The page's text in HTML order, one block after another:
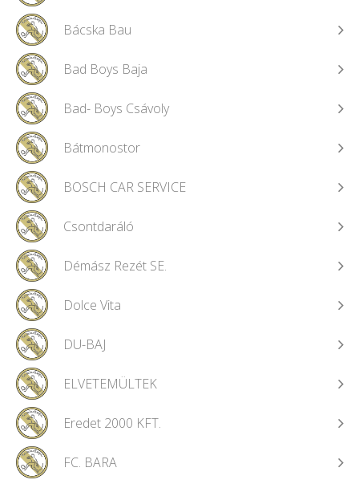
Bácska Bau
Bad Boys Baja
Bad- Boys Csávoly
Bátmonostor
BOSCH CAR SERVICE
Csontdaráló
Démász Rezét SE.
Dolce Vita
DU-BAJ
ELVETEMÜLTEK
Eredet 2000 KFT.
FC. BARA